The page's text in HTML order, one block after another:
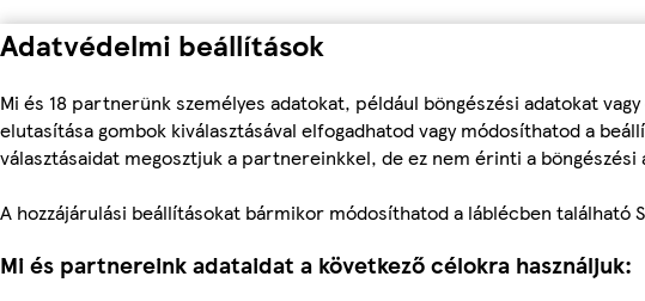
Adatvédelmi beállítások
Mi és 18 partnerünk személyes adatokat, például böngészési adatokat
elutasítása gombok kiválasztásával elfogadhatod vagy módosíthatod a
választásaidat megosztjuk a partnereinkkel, de ez nem érinti a
A hozzájárulási beállításokat bármikor módosíthatod a láblécben található
Mi és partnereink adataidat a következő célokra használjuk: